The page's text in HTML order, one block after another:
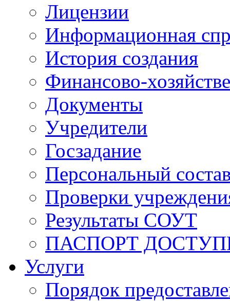
Лицензии
Информационная
История создания
Финансово-
Документы
Учредители
Госзадание
Персональный
Проверки
Результаты СОУТ
ПАСПОРТ
Услуги
Порядок